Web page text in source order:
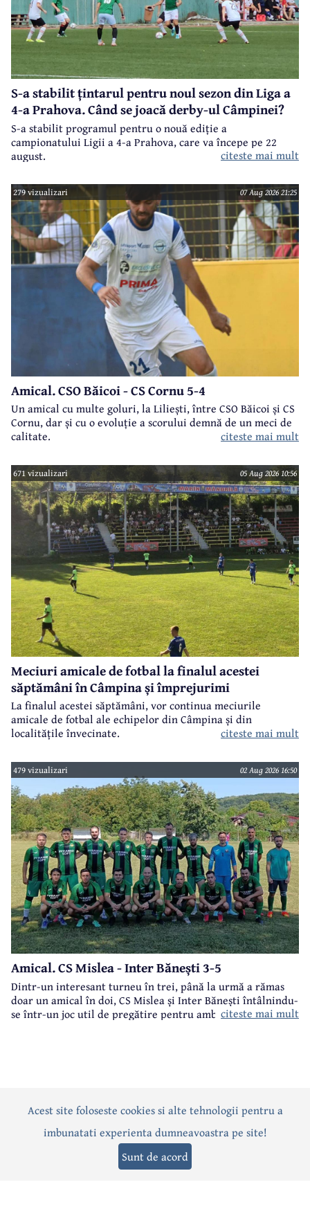
S-a stabilit țintarul pentru noul sezon din Liga a
4-a Prahova. Când se joacă derby-ul Câmpinei?
S-a stabilit programul pentru o nouă ediție a
campionatului Ligii a 4-a Prahova, care va începe pe 22
august.
citeste mai mult
279 vizualizari 07 Aug 2026 21:25
Amical. CSO Băicoi - CS Cornu 5-4
Un amical cu multe goluri, la Liliești, între CSO Băicoi și CS
Cornu, dar și cu o evoluție a scorului demnă de un meci de
calitate.
citeste mai mult
671 vizualizari 05 Aug 2026 10:56
Meciuri amicale de fotbal la finalul acestei
săptămâni în Câmpina și împrejurimi
La finalul acestei săptămâni, vor continua meciurile
amicale de fotbal ale echipelor din Câmpina și din
localitățile învecinate.
citeste mai mult
479 vizualizari 02 Aug 2026 16:50
Amical. CS Mislea - Inter Bănești 3-5
Dintr-un interesant turneu în trei, până la urmă a rămas
doar un amical în doi, CS Mislea și Inter Bănești întâlnindu-
se într-un joc util de pregătire pentru ambele formații.
citeste mai mult
ActualitatePoliticăSocialEvenimentInterviuri
Editorial Sport Anunțuri
Acest site foloseste cookies si alte tehnologii pentru a
imbunatati experienta dumneavoastra pe site!
Sunt de acord